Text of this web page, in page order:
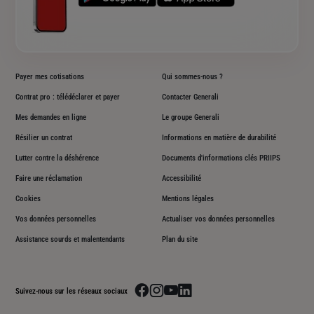
Payer mes cotisations
Contrat pro : télédéclarer et payer
Mes demandes en ligne
Résilier un contrat
Lutter contre la déshérence
Faire une réclamation
Qui sommes-nous ?
Contacter Generali
Le groupe Generali
Informations en matière de durabilité
Documents d'informations clés PRIIPS
Accessibilité
Cookies Mentions légales
Vos données personnelles Actualiser vos données personnelles
Assistance sourds et malentendants Plan du site
Suivez-nous sur les réseaux sociaux Aller sur la page facebook de Generali
Aller sur la page instagram de Generali
Aller sur la page youtube de Generali
Aller sur la page linkedin de